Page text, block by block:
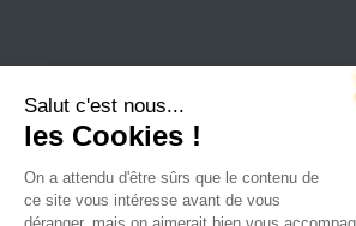
BAPI|Mentions légales|Plan du site
Attraptemps
Salut c'est nous...
les Cookies !
On a attendu d'être sûrs que le contenu de
ce site vous intéresse avant de vous
déranger, mais on aimerait bien vous